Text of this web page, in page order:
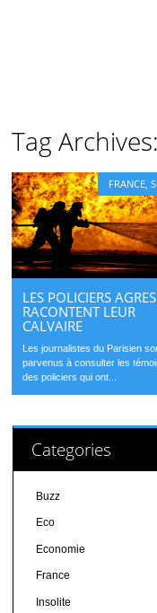
Tag Archives:
FRANCE ,
LES POLICIERS
RACONTENT LEUR
CALVAIRE
Les journalistes du Parisien
parvenus à consulter les
des policiers qui ont...
Categories
Buzz
Eco
Economie
France
Insolite